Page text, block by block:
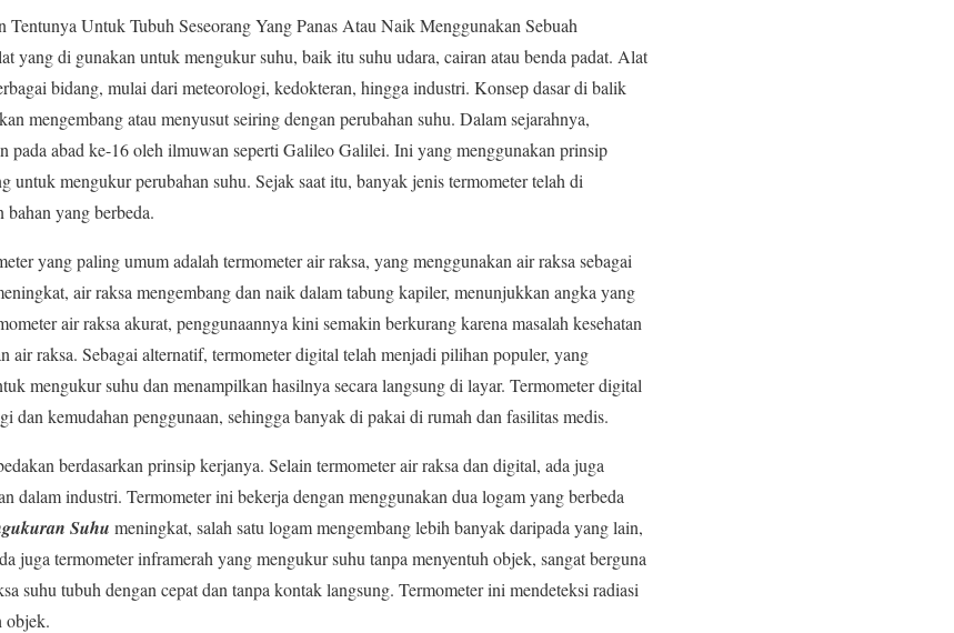
Untuk Tubuh Seseorang Yang Panas Atau Naik Menggunakan Sebuah
yang di gunakan untuk mengukur suhu, baik itu suhu udara, cairan atau benda padat. Alat
bidang, mulai dari meteorologi, kedokteran, hingga industri. Konsep dasar di balik
mengembang atau menyusut seiring dengan perubahan suhu. Dalam sejarahnya,
pada abad ke-16 oleh ilmuwan seperti Galileo Galilei. Ini yang menggunakan prinsip
untuk mengukur perubahan suhu. Sejak saat itu, banyak jenis termometer telah di
yang berbeda.
yang paling umum adalah termometer air raksa, yang menggunakan air raksa sebagai
air raksa mengembang dan naik dalam tabung kapiler, menunjukkan angka yang
air raksa akurat, penggunaannya kini semakin berkurang karena masalah kesehatan
air raksa. Sebagai alternatif, termometer digital telah menjadi pilihan populer, yang
mengukur suhu dan menampilkan hasilnya secara langsung di layar. Termometer digital
dan kemudahan penggunaan, sehingga banyak di pakai di rumah dan fasilitas medis.
berdasarkan prinsip kerjanya. Selain termometer air raksa dan digital, ada juga
dalam industri. Termometer ini bekerja dengan menggunakan dua logam yang berbeda
Suhu meningkat, salah satu logam mengembang lebih banyak daripada yang lain,
juga termometer inframerah yang mengukur suhu tanpa menyentuh objek, sangat berguna
suhu tubuh dengan cepat dan tanpa kontak langsung. Termometer ini mendeteksi radiasi
objek.